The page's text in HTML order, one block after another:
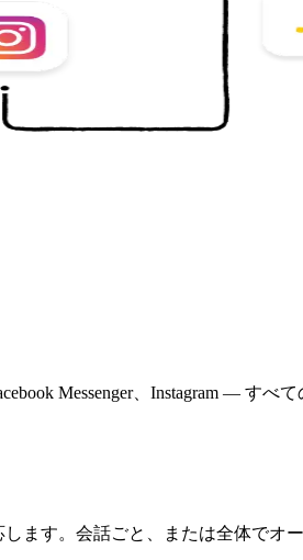
Messenger、Instagram — すべ
ます。会話ごと、または全体でオ